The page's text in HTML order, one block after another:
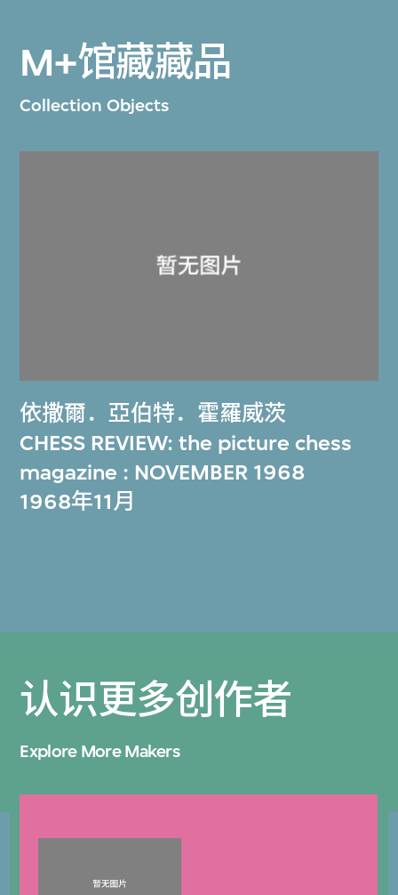
M+馆藏藏品
Collection Objects
依撒爾．亞伯特．霍羅威茨
CHESS REVIEW: the picture chess
magazine : NOVEMBER 1968
1968年11月
认识更多创作者
Explore More Makers